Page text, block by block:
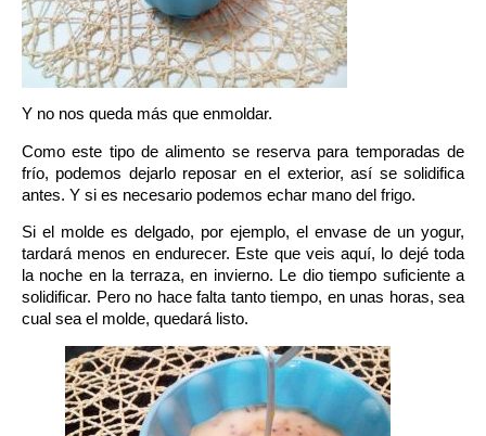
Y no nos queda más que enmoldar.
Como este tipo de alimento se reserva para temporadas de
frío, podemos dejarlo reposar en el exterior, así se solidifica
antes. Y si es necesario podemos echar mano del frigo.
Si el molde es delgado, por ejemplo, el envase de un yogur,
tardará menos en endurecer. Este que veis aquí, lo dejé toda
la noche en la terraza, en invierno. Le dio tiempo suficiente a
solidificar. Pero no hace falta tanto tiempo, en unas horas, sea
cual sea el molde, quedará listo.